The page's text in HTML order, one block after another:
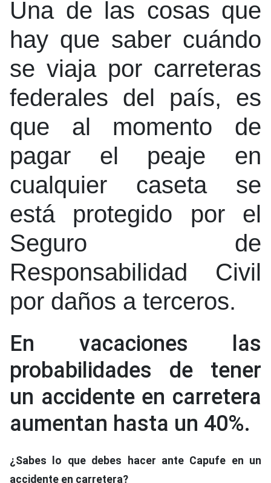
Una de las cosas que
hay que saber cuándo
se viaja por carreteras
federales del país, es
que al momento de
pagar el peaje en
cualquier caseta se
está protegido por el
Seguro de
Responsabilidad Civil
por daños a terceros.
En vacaciones las
probabilidades de tener
un accidente en carretera
aumentan hasta un 40%.
¿Sabes lo que debes hacer ante Capufe en un
accidente en carretera?